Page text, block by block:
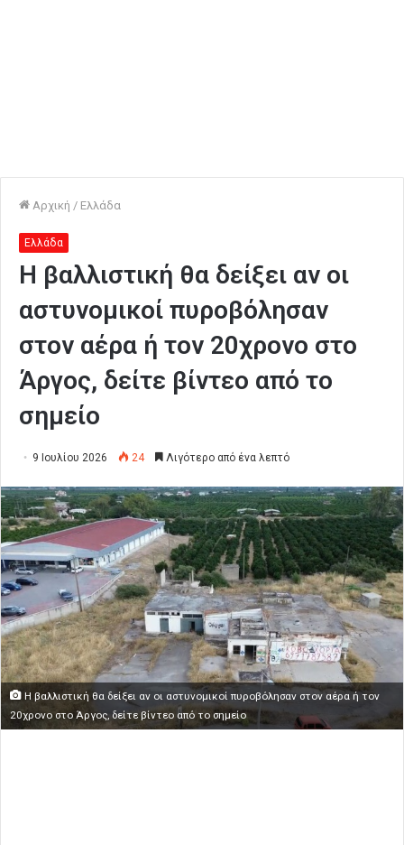
Αρχική / Ελλάδα
Ελλάδα
H βαλλιστική θα δείξει αν οι
αστυνομικοί πυροβόλησαν
στον αέρα ή τον 20χρονο στο
Άργος, δείτε βίντεο από το
σημείο
9 Ιουλίου 2026 24 Λιγότερο από ένα λεπτό
H βαλλιστική θα δείξει αν οι αστυνομικοί πυροβόλησαν στον αέρα ή τον
20χρονο στο Άργος, δείτε βίντεο από το σημείο